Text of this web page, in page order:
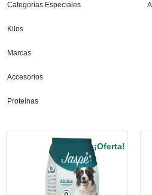
Categorías Especiales
Kilos
Marcas
Accesorios
Proteínas
¡Oferta!